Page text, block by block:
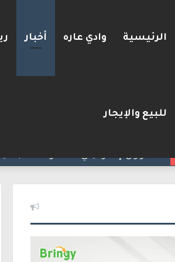
الرئيسية وادي عاره أخبار
للبيع والإيجار
بزشكيان يلوّح بالاستقالة